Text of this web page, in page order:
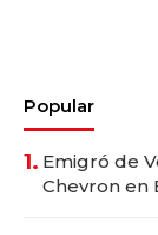
Popular
1. Emigró de
Chevron en